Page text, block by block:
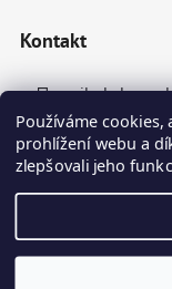
Používáme
prohlížení webu a
zlepšovali jeho
Kontakt
+420 770 676